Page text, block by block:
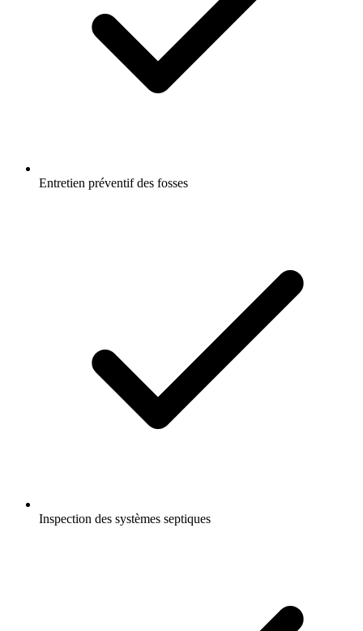
Entretien préventif des fosses
Inspection des systèmes septiques